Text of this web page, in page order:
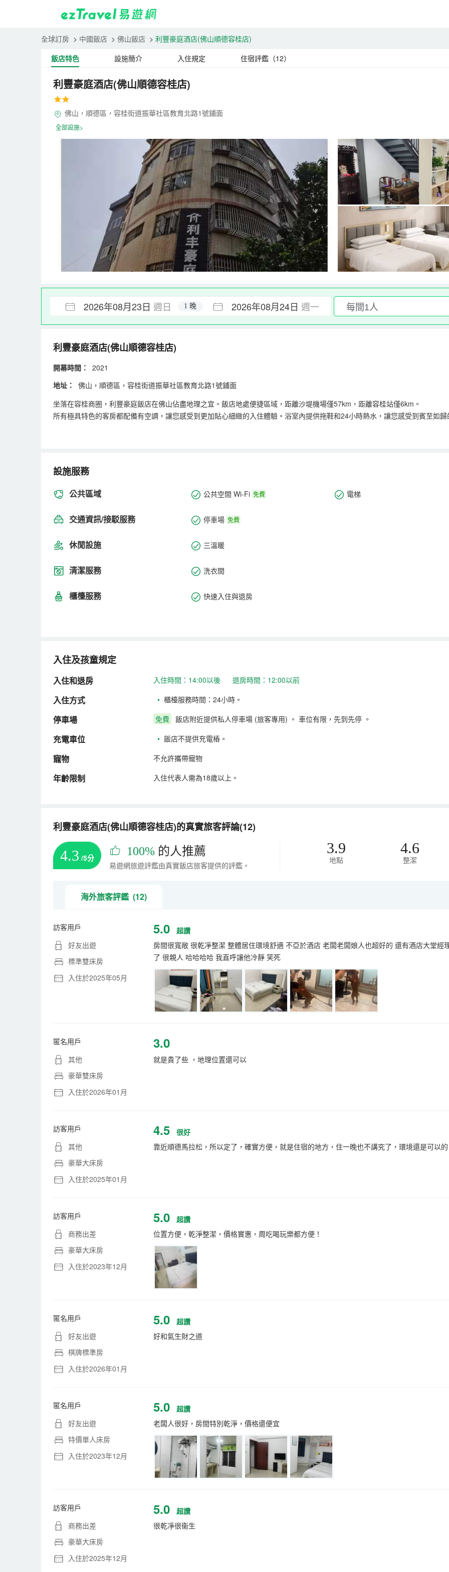
全球訂房 > 中國飯店 > 佛山飯店 > 利豐豪庭酒店(佛山順德容桂店)
飯店特色
設施簡介 入住規定 住宿評鑑（12）
利豐豪庭酒店(佛山順德容桂店)
佛山，順德區，容桂街道振華社區教育北路1號鋪面
全部設施>
2026年08月23日 週日 2026年08月24日 週一
1 晚
利豐豪庭酒店(佛山順德容桂店)
開幕時間：
2021
地址：
佛山，順德區，容桂街道振華社區教育北路1號鋪面
坐落在容桂商圈，利豐豪庭飯店在佛山佔盡地理之宜。飯店地處便捷區域，距離沙堤機場僅57km，距離容桂站僅6km。
所有極具特色的客房都配備有空調，讓您感受到更加貼心細緻的入住體驗。浴室內提供拖鞋和24小時熱水，讓您感受到賓至如
設施服務
公共區域 公共空間 Wi-Fi 免費 電梯
交通資訊/接駁服務 停車場 免費
休閒設施 三溫暖
清潔服務 洗衣間
櫃檯服務 快速入住與退房
入住及孩童規定
入住和退房 入住時間：14:00以後 退房時間：12:00以前
入住方式 • 櫃檯服務時間：24小時。
停車場 免費 飯店附近提供私人停車場 (旅客專用) 。 車位有限，先到先停 。
充電車位 • 飯店不提供充電樁。
寵物 不允許攜帶寵物
年齡限制 入住代表人需為18歲以上。
利豐豪庭酒店(佛山順德容桂店)的真實旅客評論(12)
4.3 /5分 100% 的人推薦
易遊網旅遊評鑑由真實飯店旅客提供的評鑑。
3.9
地點
4.6
整潔
海外旅客評鑑 (12)
訪客用戶
好友出遊
標準雙床房
入住於2025年05月
5.0
超讚
房間很寬敞 很乾凈整潔 整體居住環境舒適 不亞於酒店 老闆老闆娘人也超好的 還有酒店大堂
了 很親人 哈哈哈哈 我直呼讓他冷靜 笑死
匿名用戶
其他
豪華雙床房
入住於2026年01月
3.0
就是貴了些 ，地理位置還可以
訪客用戶
其他
豪華大床房
入住於2025年01月
4.5
很好
靠近順德馬拉松，所以定了，確實方便，就是住宿的地方，住一晚也不講究了，環境還是可以的
訪客用戶
商務出差
豪華大床房
入住於2023年12月
5.0
超讚
位置方便，乾淨整潔，價格實惠，周吃喝玩樂都方便！
匿名用戶
好友出遊
棋牌標準房
入住於2026年01月
5.0
超讚
好和氣生財之道
匿名用戶
好友出遊
特價單人床房
入住於2023年12月
5.0
超讚
老闆人很好，房間特別乾淨，價格還便宜
訪客用戶
商務出差
豪華大床房
入住於2025年12月
5.0
超讚
很乾凈很衞生